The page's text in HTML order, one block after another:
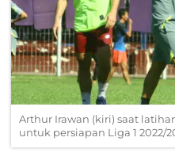
Arthur Irawan (kiri) saat
untuk persiapan Liga 1 2022/